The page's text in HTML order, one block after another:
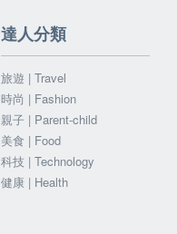
達人分類
旅遊 | Travel
時尚 | Fashion
親子 | Parent-child
美食 | Food
科技 | Technology
健康 | Health